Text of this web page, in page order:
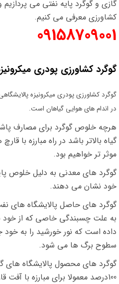
گازی و گوگرد پایه نفتی می
کشاورزی معرفی می کنیم.
09158709001
گوگرد کشاورزی پودری
گوگرد کشاورزی پودری میکرونیزه
در اندام های هوایی گیاهان است.
هرچه خلوص گوگرد برای مصارف
گیاه بالاتر باشد در راه مبارزه با
موثر تر خواهیم بود.
گوگرد های معدنی به دلیل خلوص
خود نشان می دهند.
گوگرد های حاصل پالایشگاه های
به علت چسبندگی خاصی که از خود
داده است که نور خورشید را به
سطوح برگ ها می شود.
گوگرد های محصول پالایشگاه
100درصد معمولا برای مبارزه با آفت قارچی انگور بهترین انتخاب است.